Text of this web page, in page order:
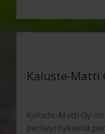
Kaluste-Matti
Kaluste-Matti Oy
perheyrityksenä